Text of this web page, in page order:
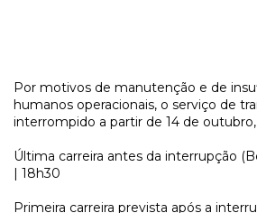
Por motivos de manutenção e de
humanos operacionais, o serviço de
interrompido a partir de 14 de outubro,
Última carreira antes da interrupção
| 18h30
Primeira carreira prevista após a